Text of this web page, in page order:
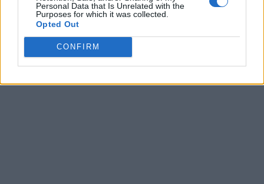
Personal Data that Is Unrelated with the
Purposes for which it was collected.
Opted Out
CONFIRM